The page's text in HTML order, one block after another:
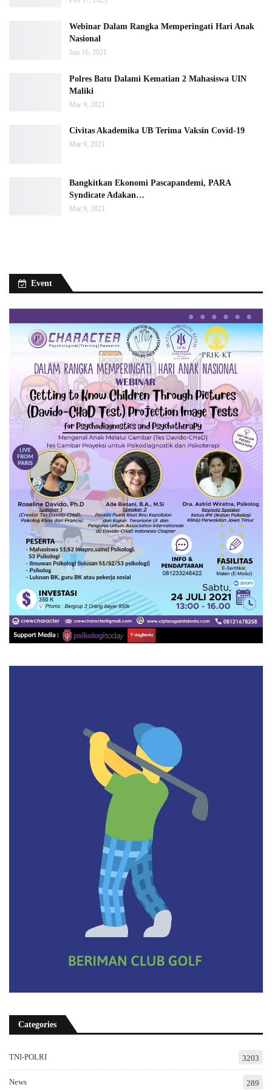
Webinar Dalam Rangka Memperingati Hari Anak
Nasional
Jun 16, 2021
Polres Batu Dalami Kematian 2 Mahasiswa UIN
Maliki
Mar 9, 2021
Civitas Akademika UB Terima Vaksin Covid-19
Mar 9, 2021
Bangkitkan Ekonomi Pascapandemi, PARA
Syndicate Adakan…
Mar 9, 2021
Event
Categories
TNI-POLRI 3203
News 289